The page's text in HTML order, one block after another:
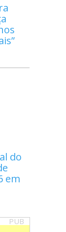
do
em
PUB